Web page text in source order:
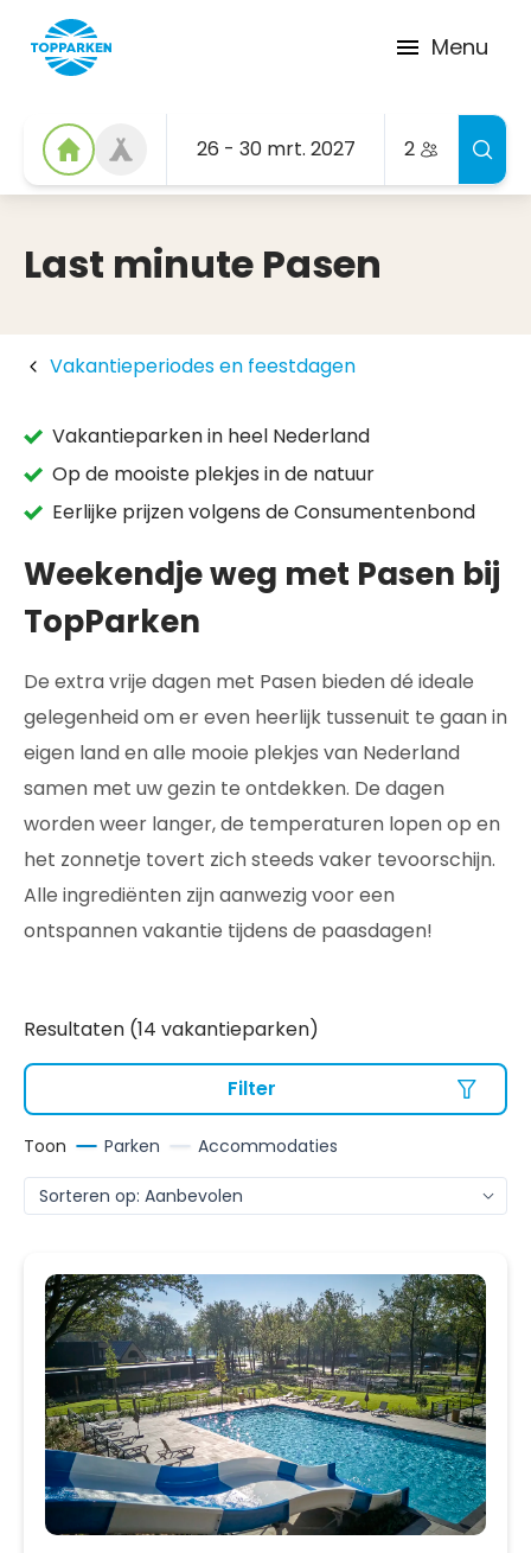
Menu
26 - 30 mrt. 2027 2
Last minute Pasen
Vakantieperiodes en feestdagen
Vakantieparken in heel Nederland
Op de mooiste plekjes in de natuur
Eerlijke prijzen volgens de Consumentenbond
Weekendje weg met Pasen bij
TopParken
De extra vrije dagen met Pasen bieden dé ideale
gelegenheid om er even heerlijk tussenuit te gaan in
eigen land en alle mooie plekjes van Nederland
samen met uw gezin te ontdekken. De dagen
worden weer langer, de temperaturen lopen op en
het zonnetje tovert zich steeds vaker tevoorschijn.
Alle ingrediënten zijn aanwezig voor een
ontspannen vakantie tijdens de paasdagen!
Resultaten (14 vakantieparken)
Filter
Toon Parken Accommodaties